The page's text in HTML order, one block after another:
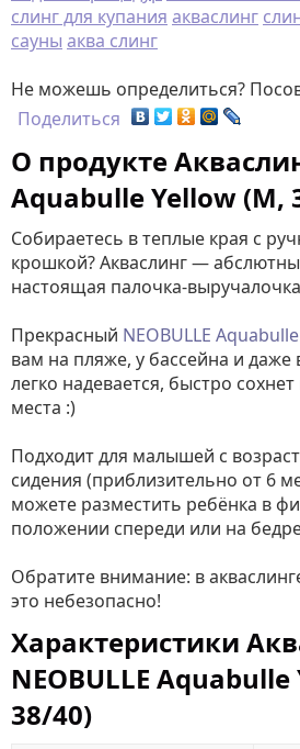
слинг для купания акваслинг
сауны аква слинг
Не можешь определиться?
Поделиться
О продукте
Aquabulle Yellow (M,
Собираетесь в теплые края с
крошкой? Акваслинг —
настоящая палочка-
Прекрасный NEOBULLE
вам на пляже, у бассейна и
легко надевается, быстро
места :)
Подходит для малышей с
сидения (приблизительно от 6
можете разместить ребёнка в
положении спереди или на
Обратите внимание: в
это небезопасно!
Характеристики
NEOBULLE
38/40)